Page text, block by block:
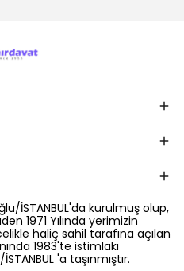
İSTANBUL'da kurulmuş olup,
1971 Yılında yerimizin
haliç sahil tarafına açılan
1983'te istimlakı
'a taşınmıştır.